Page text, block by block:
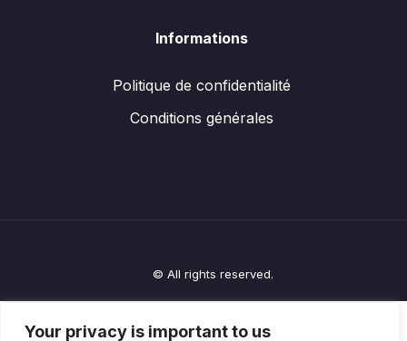
Your privacy is important to us
Informations
Politique de confidentialité
Conditions générales
© All rights reserved.